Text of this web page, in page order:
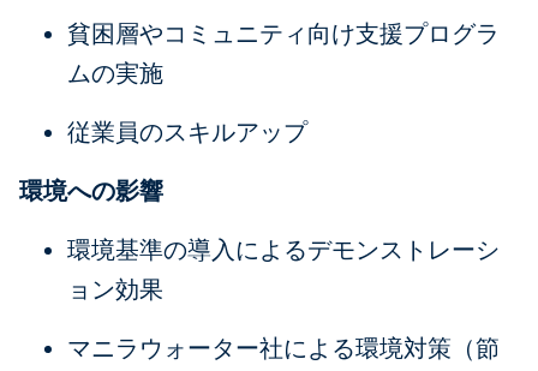
貧困層やコミュニティ向け支援プログラ
ムの実施
従業員のスキルアップ
環境への影響
環境基準の導入によるデモンストレーシ
ョン効果
マニラウォーター社による環境対策（節